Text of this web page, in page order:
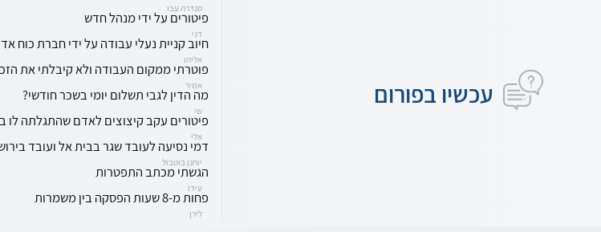
עכשיו בפורום
סנדרה עבו
פיטורים על ידי מנהל חדש
דני
חיוב קניית נעלי עבודה על ידי חברת כוח
אליהו
פוטרתי ממקום העבודה ולא קיבלתי את
אמיר
מה הדין לגבי תשלום יומי בשכר חודשי?
שי
פיטורים עקב קיצוצים לאדם שהתגלתה לו
אלי
דמי נסיעה לעובד שגר בבית אל ועובד
יוחנן בוטבול
הגשתי מכתב התפטרות
עידו
פחות מ-8 שעות הפסקה בין משמרות
לירן